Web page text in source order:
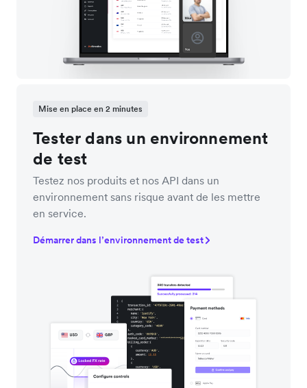
Mise en place en 2 minutes
Tester dans un environnement
de test
Testez nos produits et nos API dans un
environnement sans risque avant de les mettre
en service.
Démarrer dans l’environnement de test